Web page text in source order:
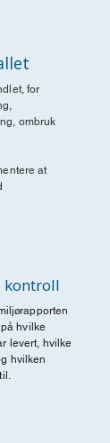
for
ombruk
at
kontroll
hvilke
levert, hvilke
hvilken